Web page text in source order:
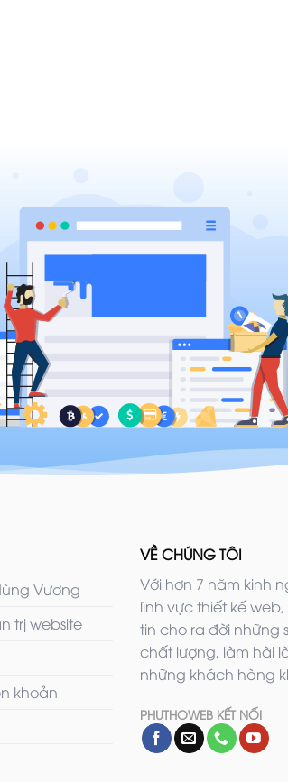
Vương
trị website
khoản
VỀ CHÚNG TÔI
Với hơn 7 năm kinh
lĩnh vực thiết kế
tin cho ra đời những
chất lượng, làm hài
những khách hàng
PHUTHOWEB KẾT NỐI